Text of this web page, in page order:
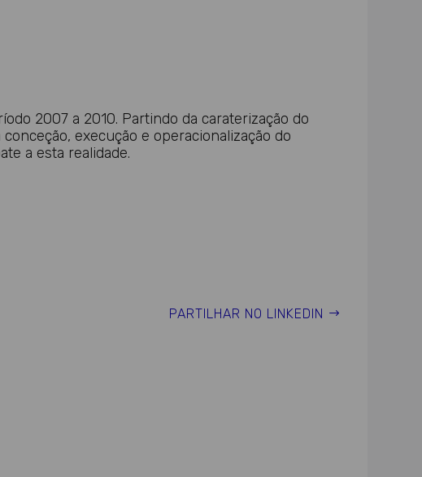
2007 a 2010. Partindo da caraterização do
execução e operacionalização do
a esta realidade.
PARTILHAR NO LINKEDIN